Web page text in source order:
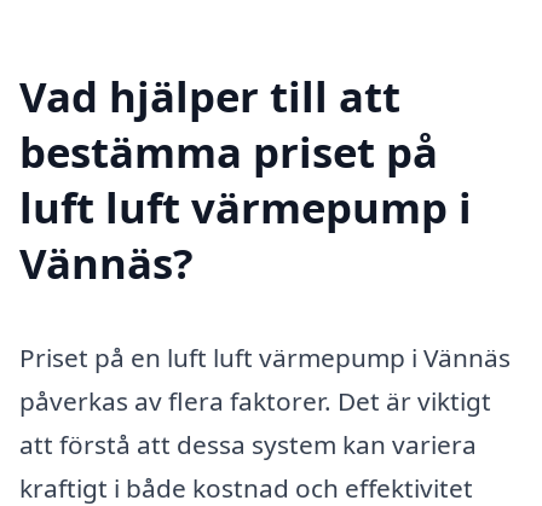
Vad hjälper till att
bestämma priset på
luft luft värmepump i
Vännäs?
Priset på en luft luft värmepump i Vännäs
påverkas av flera faktorer. Det är viktigt
att förstå att dessa system kan variera
kraftigt i både kostnad och effektivitet